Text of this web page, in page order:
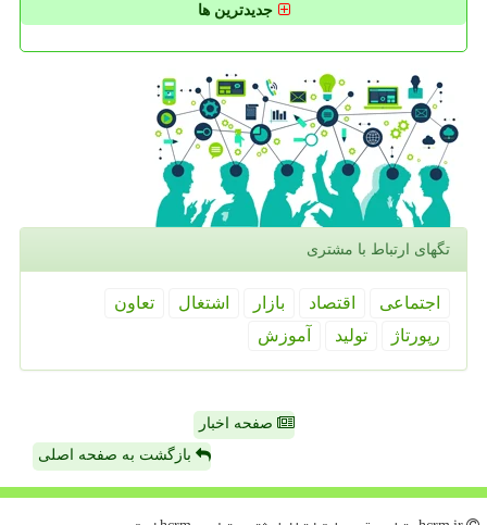
جدیدترین ها
تگهای ارتباط با مشتری
اجتماعی اقتصاد بازار اشتغال
تعاون
رپورتاژ
تولید آموزش
صفحه اخبار
بازگشت به صفحه اصلی